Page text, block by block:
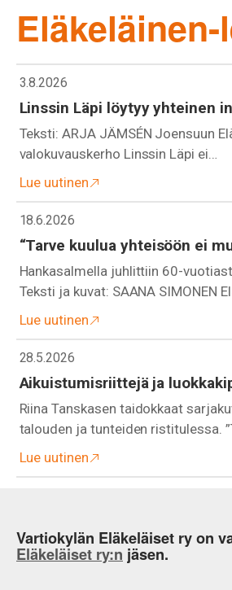
3.8.2026
Linssin Läpi löytyy yhteinen
Teksti: ARJA JÄMSÉN Joensuun
valokuvauskerho Linssin Läpi ei…
Lue uutinen
18.6.2026
“Tarve kuulua yhteisöön ei
Hankasalmella juhlittiin 60-
Teksti ja kuvat: SAANA SIMONEN
Lue uutinen
28.5.2026
Aikuistumisriittejä ja
Riina Tanskasen taidokkaat
talouden ja tunteiden ristitulessa.
Lue uutinen
Vartiokylän Eläkeläiset ry on
Eläkeläiset ry:n jäsen.